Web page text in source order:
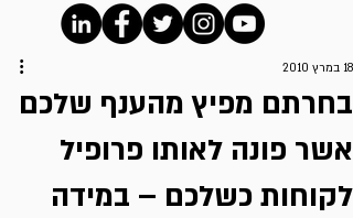
בחרתם מפיץ מהענף שלכם
אשר פונה לאותו פרופיל
לקוחות כשלכם – במידה
18 במרץ 2010